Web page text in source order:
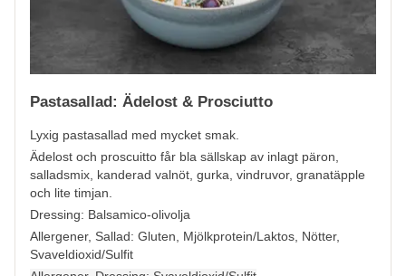
Pastasallad: Ädelost & Prosciutto
Lyxig pastasallad med mycket smak.
Ädelost och proscuitto får bla sällskap av inlagt päron,
salladsmix, kanderad valnöt, gurka, vindruvor, granatäpple
och lite timjan.
Dressing: Balsamico-olivolja
Allergener, Sallad: Gluten, Mjölkprotein/Laktos, Nötter,
Svaveldioxid/Sulfit